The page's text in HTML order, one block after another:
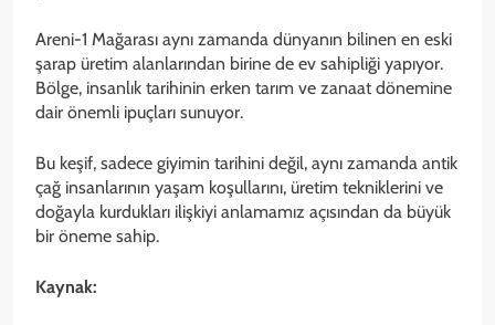
Areni-1 Mağarası aynı zamanda dünyanın bilinen en eski
şarap üretim alanlarından birine de ev sahipliği yapıyor.
Bölge, insanlık tarihinin erken tarım ve zanaat dönemine
dair önemli ipuçları sunuyor.
Bu keşif, sadece giyimin tarihini değil, aynı zamanda antik
çağ insanlarının yaşam koşullarını, üretim tekniklerini ve
doğayla kurdukları ilişkiyi anlamamız açısından da büyük
bir öneme sahip.
Kaynak: